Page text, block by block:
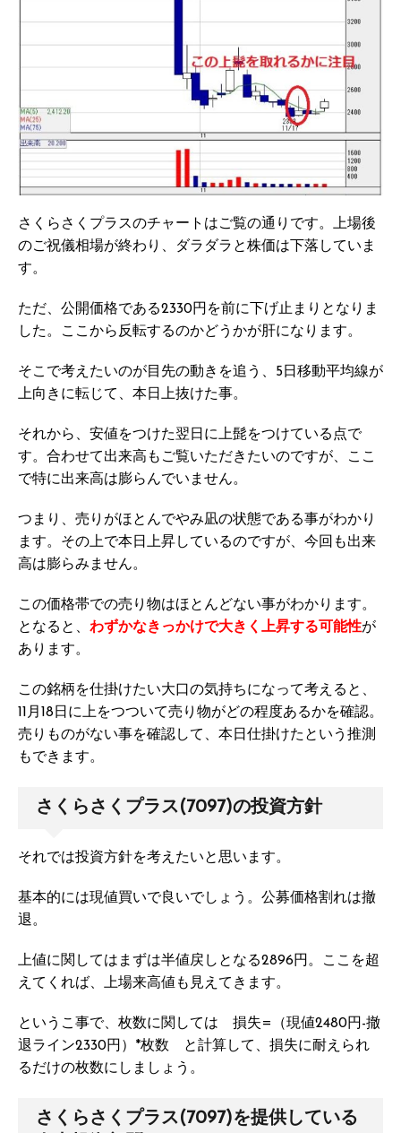
さくらさくプラスのチャートはご覧の通りです。上場後
のご祝儀相場が終わり、ダラダラと株価は下落していま
す。
ただ、公開価格である2330円を前に下げ止まりとなりま
した。ここから反転するのかどうかが肝になります。
そこで考えたいのが目先の動きを追う、5日移動平均線が
上向きに転じて、本日上抜けた事。
それから、安値をつけた翌日に上髭をつけている点で
す。合わせて出来高もご覧いただきたいのですが、ここ
で特に出来高は膨らんでいません。
つまり、売りがほとんでやみ凪の状態である事がわかり
ます。その上で本日上昇しているのですが、今回も出来
高は膨らみません。
この価格帯での売り物はほとんどない事がわかります。
となると、 わずかなきっかけで大きく上昇する可能性が
あります。
この銘柄を仕掛けたい大口の気持ちになって考えると、
11月18日に上をつついて売り物がどの程度あるかを確認。
売りものがない事を確認して、本日仕掛けたという推測
もできます。
さくらさくプラス(7097)の投資方針
それでは投資方針を考えたいと思います。
基本的には現値買いで良いでしょう。公募価格割れは撤
退。
上値に関してはまずは半値戻しとなる2896円。ここを超
えてくれば、上場来高値も見えてきます。
というこ事で、枚数に関しては 損失=（現値2480円-撤
退ライン2330円）*枚数 と計算して、損失に耐えられ
るだけの枚数にしましょう。
さくらさくプラス(7097)を提供している